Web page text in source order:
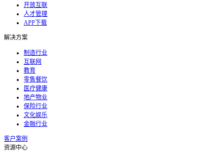
开放互联
人才管理
APP下载
解决方案
制造行业
互联网
教育
零售餐饮
医疗健康
地产物业
保险行业
文化娱乐
金融行业
客户案例
资源中心